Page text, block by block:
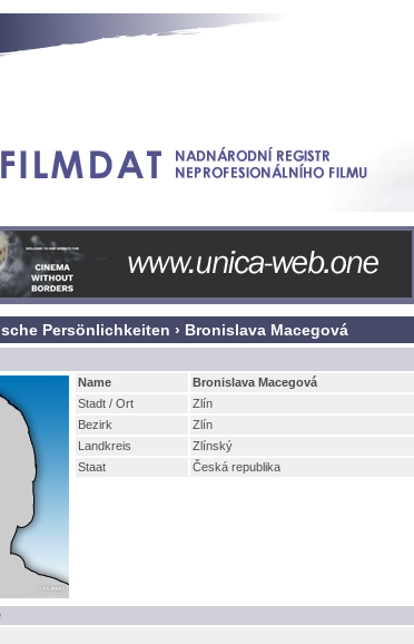
Persönlichkeiten › Bronislava Macegov
Name
Bronislava Macegov
Stadt / Ort
Zlín
Bezirk
Zlín
Landkreis
Zlínský
Staat
Česká republika